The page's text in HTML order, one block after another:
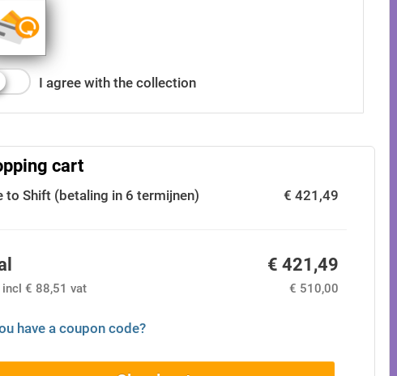
I agree with the collection
cart
to Shift (betaling in 6 termijnen) € 421,49
€ 421,49
incl € 88,51 vat € 510,00
have a coupon code?